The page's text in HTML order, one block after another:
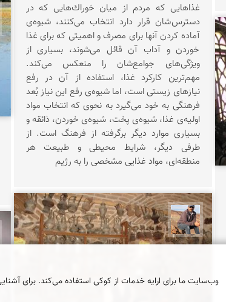
غذاهایی كه مردم از میان خوراك‌هایی كه در
دسترس‌شان قرار دارد انتخاب می‌كنند، شیوه‌ی
آماده كردن آنها برای مصرف و اهمیتی كه برای غذا
خوردن و آداب آن قائل می‌شوند، بسیاری از
ویژگی‌های جوامع‌شان را منعكس می‌كند.
مهم‌ترین كاركرد غذا، استفاده از آن در رفع
نیازهای زیستی است، اما شیوه‌ی رفع این نیاز بُعد
فرهنگی به خود می‌گیرد به نحوی كه انتخاب مواد
اولیه‌ی غذا، شیوه‌ی پخت، شیوه‌ی خوردن، ذائقه و
بسیاری موارد دیگر برگرفته از فرهنگ است. از
طرفی دیگر، شرایط محیطی و طبیعت هر
منطقه‌ای، مواد غذایی مشخصی را به رژیم
جمال زعیمی یزدی
وب‌سایت ما برای ارایه خدمات از کوکی استفاده می‌کند. برای